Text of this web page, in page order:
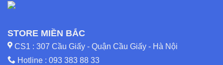
STORE MIỀN BẮC
CS1 : 307 Cầu Giấy - Quận Cầu Giấy - Hà Nội
Hotline : 093 383 88 33